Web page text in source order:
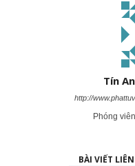
Tín
http://
Phóng
BÀI VIẾT